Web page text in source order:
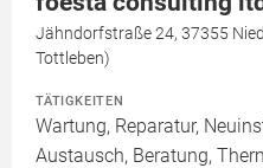
Jähndorfstraße 24, 37355
Tottleben)
TÄTIGKEITEN
Wartung, Reparatur,
Austausch, Beratung,